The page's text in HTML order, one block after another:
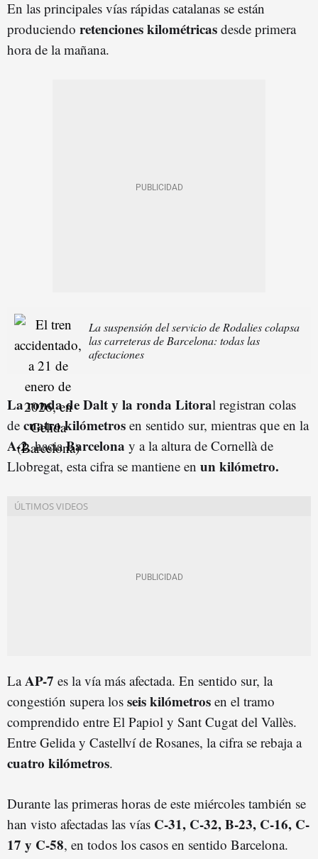
En las principales vías rápidas catalanas se están
produciendo retenciones kilométricas desde primera
hora de la mañana.
La suspensión del servicio de Rodalies colapsa
las carreteras de Barcelona: todas las
afectaciones
La ronda de Dalt y la ronda Litoral registran colas
de cuatro kilómetros en sentido sur, mientras que en la
A-2, haciaBarcelona y a la altura de Cornellà de
Llobregat, esta cifra se mantiene en un kilómetro.
LaAP-7 es la vía más afectada. En sentido sur, la
congestión supera los seis kilómetros en el tramo
comprendido entre El Papiol y Sant Cugat del Vallès.
Entre Gelida y Castellví de Rosanes, la cifra se rebaja a
cuatro kilómetros.
Durante las primeras horas de este miércoles también se
han visto afectadas las vías C-31, C-32, B-23, C-16, C-
17 y C-58, en todos los casos en sentido Barcelona.